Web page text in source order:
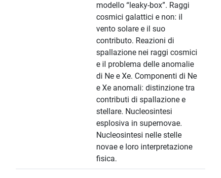
modello “leaky-box”. Raggi
cosmici galattici e non: il
vento solare e il suo
contributo. Reazioni di
spallazione nei raggi cosmici
e il problema delle anomalie
di Ne e Xe. Componenti di Ne
e Xe anomali: distinzione tra
contributi di spallazione e
stellare. Nucleosintesi
esplosiva in supernovae.
Nucleosintesi nelle stelle
novae e loro interpretazione
fisica.